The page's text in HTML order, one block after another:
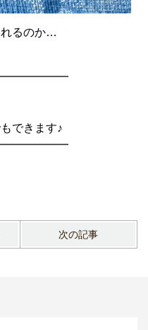
れるのか…
できます♪
次の記事